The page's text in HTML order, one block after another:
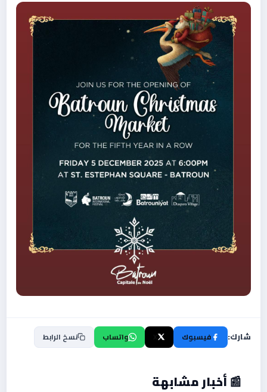
شارك: فيسبوك واتساب نسخ الرابط
📰 أخبار مشابهة